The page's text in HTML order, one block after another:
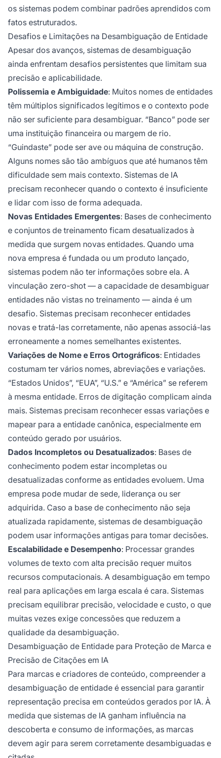
os sistemas podem combinar padrões aprendidos com
fatos estruturados.
Desafios e Limitações na Desambiguação de Entidade
Apesar dos avanços, sistemas de desambiguação
ainda enfrentam desafios persistentes que limitam sua
precisão e aplicabilidade.
Polissemia e Ambiguidade: Muitos nomes de entidades
têm múltiplos significados legítimos e o contexto pode
não ser suficiente para desambiguar. “Banco” pode ser
uma instituição financeira ou margem de rio.
“Guindaste” pode ser ave ou máquina de construção.
Alguns nomes são tão ambíguos que até humanos têm
dificuldade sem mais contexto. Sistemas de IA
precisam reconhecer quando o contexto é insuficiente
e lidar com isso de forma adequada.
Novas Entidades Emergentes: Bases de conhecimento
e conjuntos de treinamento ficam desatualizados à
medida que surgem novas entidades. Quando uma
nova empresa é fundada ou um produto lançado,
sistemas podem não ter informações sobre ela. A
vinculação zero-shot — a capacidade de desambiguar
entidades não vistas no treinamento — ainda é um
desafio. Sistemas precisam reconhecer entidades
novas e tratá-las corretamente, não apenas associá-las
erroneamente a nomes semelhantes existentes.
Variações de Nome e Erros Ortográficos: Entidades
costumam ter vários nomes, abreviações e variações.
“Estados Unidos”, “EUA”, “U.S.” e “América” se referem
à mesma entidade. Erros de digitação complicam ainda
mais. Sistemas precisam reconhecer essas variações e
mapear para a entidade canônica, especialmente em
conteúdo gerado por usuários.
Dados Incompletos ou Desatualizados: Bases de
conhecimento podem estar incompletas ou
desatualizadas conforme as entidades evoluem. Uma
empresa pode mudar de sede, liderança ou ser
adquirida. Caso a base de conhecimento não seja
atualizada rapidamente, sistemas de desambiguação
podem usar informações antigas para tomar decisões.
Escalabilidade e Desempenho: Processar grandes
volumes de texto com alta precisão requer muitos
recursos computacionais. A desambiguação em tempo
real para aplicações em larga escala é cara. Sistemas
precisam equilibrar precisão, velocidade e custo, o que
muitas vezes exige concessões que reduzem a
qualidade da desambiguação.
Desambiguação de Entidade para Proteção de Marca e
Precisão de Citações em IA
Para marcas e criadores de conteúdo, compreender a
desambiguação de entidade é essencial para garantir
representação precisa em conteúdos gerados por IA. À
medida que sistemas de IA ganham influência na
descoberta e consumo de informações, as marcas
devem agir para serem corretamente desambiguadas e